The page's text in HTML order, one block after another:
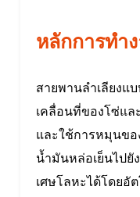
หลักการทำ
สายพานลำเลียงแ
เคลื่อนที่ของโซ่แ
และใช้การหมุนขอ
น้ำมันหล่อเย็นไปยั
เศษโลหะได้โดยอั